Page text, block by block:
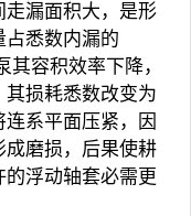
走漏面积大，是形
占悉数内漏的
其容积效率下降，
损耗悉数改变为
系平面压紧，因
磨损，后果使耕
浮动轴套必需更